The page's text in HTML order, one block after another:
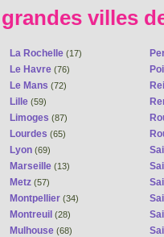
villes
La Rochelle (17)
Le Havre (76)
Le Mans (72)
Lille (59)
Limoges (87)
Lourdes (65)
Lyon (69)
Marseille (13)
Metz (57)
Montpellier (34)
Montreuil (28)
Mulhouse (68)